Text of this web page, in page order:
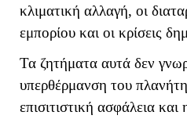
κλιματική αλλαγή, οι
εμπορίου και οι κρίσεις
Τα ζητήματα αυτά δεν
υπερθέρμανση του
επισιτιστική ασφάλεια